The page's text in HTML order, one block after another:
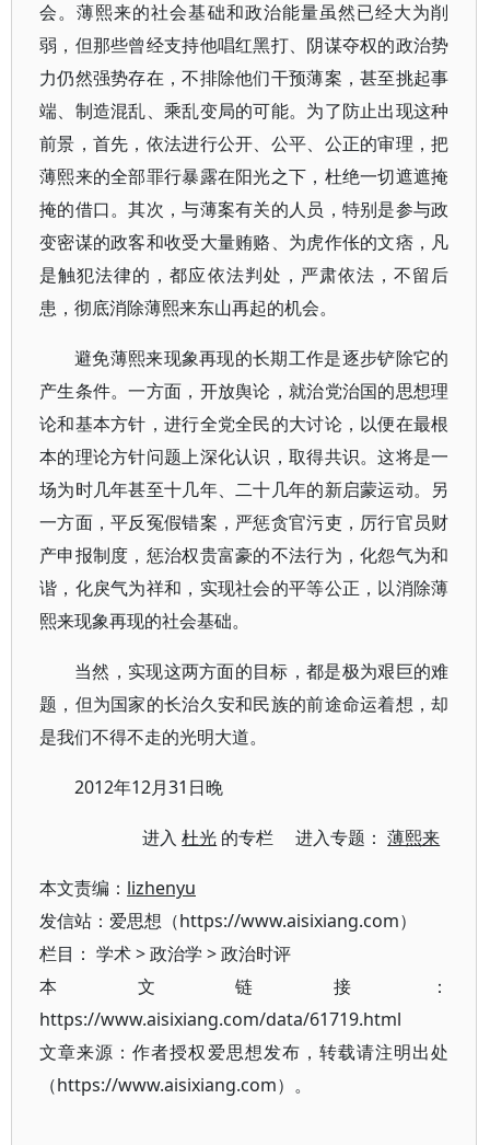
会。薄熙来的社会基础和政治能量虽然已经大为削
弱，但那些曾经支持他唱红黑打、阴谋夺权的政治势
力仍然强势存在，不排除他们干预薄案，甚至挑起事
端、制造混乱、乘乱变局的可能。为了防止出现这种
前景，首先，依法进行公开、公平、公正的审理，把
薄熙来的全部罪行暴露在阳光之下，杜绝一切遮遮掩
掩的借口。其次，与薄案有关的人员，特别是参与政
变密谋的政客和收受大量贿赂、为虎作伥的文痞，凡
是触犯法律的，都应依法判处，严肃依法，不留后
患，彻底消除薄熙来东山再起的机会。
避免薄熙来现象再现的长期工作是逐步铲除它的
产生条件。一方面，开放舆论，就治党治国的思想理
论和基本方针，进行全党全民的大讨论，以便在最根
本的理论方针问题上深化认识，取得共识。这将是一
场为时几年甚至十几年、二十几年的新启蒙运动。另
一方面，平反冤假错案，严惩贪官污吏，厉行官员财
产申报制度，惩治权贵富豪的不法行为，化怨气为和
谐，化戾气为祥和，实现社会的平等公正，以消除薄
熙来现象再现的社会基础。
当然，实现这两方面的目标，都是极为艰巨的难
题，但为国家的长治久安和民族的前途命运着想，却
是我们不得不走的光明大道。
2012年12月31日晚
进入杜光 的专栏 进入专题：薄熙来
本文责编： lizhenyu
发信站：爱思想（https://www.aisixiang.com）
栏目： 学术>政治学 >政治时评
本文链接：
https://www.aisixiang.com/data/61719.html
文章来源：作者授权爱思想发布，转载请注明出处
（https://www.aisixiang.com）。